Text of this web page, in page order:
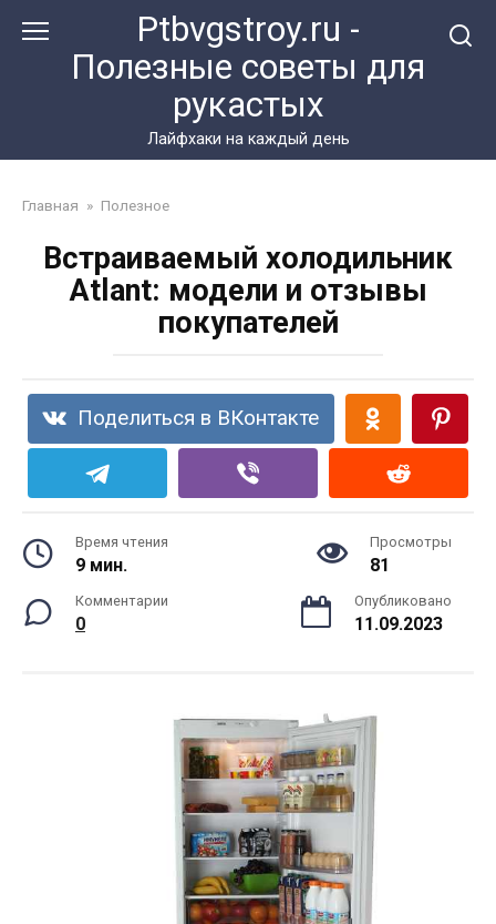
Ptbvgstroy.ru -
Полезные советы для
рукастых
Лайфхаки на каждый день
Главная » Полезное
Встраиваемый холодильник
Аtlant: модели и отзывы
покупателей
Поделиться в ВКонтакте
Время чтения
9 мин.
Просмотры
81
Комментарии
0
Опубликовано
11.09.2023